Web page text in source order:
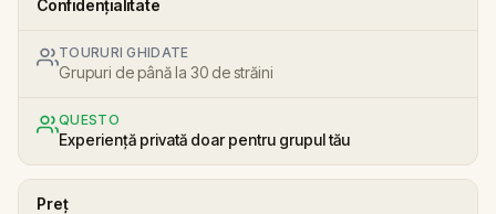
Confidențialitate
TOURURI GHIDATE
Grupuri de până la 30 de străini
QUESTO
Experiență privată doar pentru grupul tău
Preț